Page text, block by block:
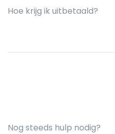
Hoe krijg ik uitbetaald?
Nog steeds hulp nodig?